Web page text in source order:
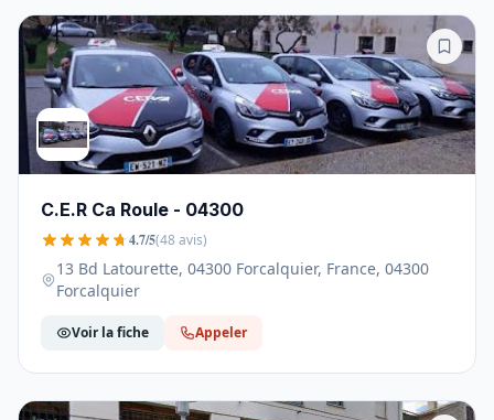
C.E.R Ca Roule - 04300
4.7/5(48 avis)
13 Bd Latourette, 04300 Forcalquier, France, 04300
Forcalquier
Voir la fiche Appeler